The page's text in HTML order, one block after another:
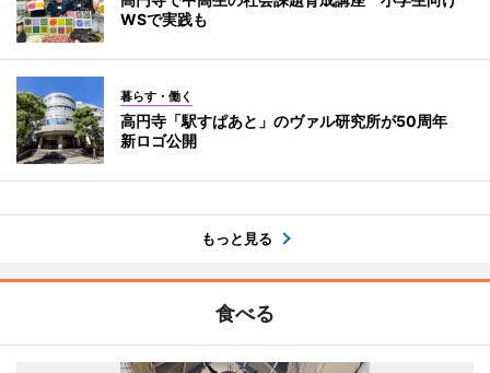
WSで実践も
暮らす・働く
高円寺「駅すぱあと」のヴァル研究所が50周年
新ロゴ公開
もっと見る
食べる